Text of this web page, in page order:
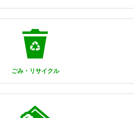
ごみ・リサイクル